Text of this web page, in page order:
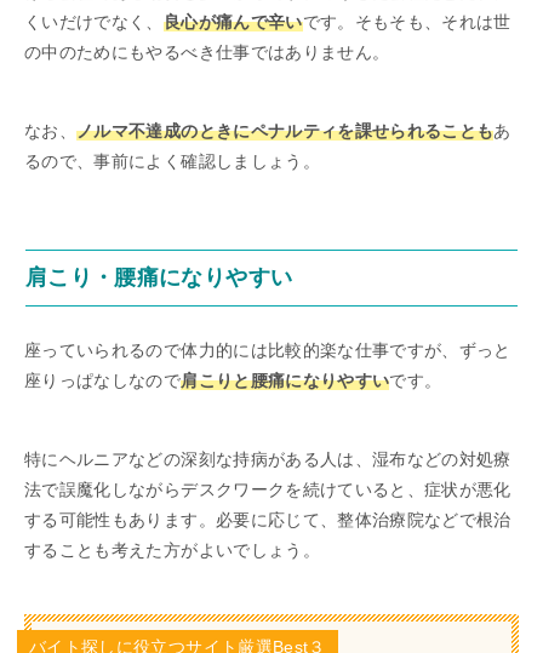
くいだけでなく、 良心が痛んで辛いです。そもそも、それは世
の中のためにもやるべき仕事ではありません。
なお、ノルマ不達成のときにペナルティを課せられることもあ
るので、事前によく確認しましょう。
肩こり・腰痛になりやすい
座っていられるので体力的には比較的楽な仕事ですが、ずっと
座りっぱなしなので肩こりと腰痛になりやすいです。
特にヘルニアなどの深刻な持病がある人は、湿布などの対処療
法で誤魔化しながらデスクワークを続けていると、症状が悪化
する可能性もあります。必要に応じて、整体治療院などで根治
することも考えた方がよいでしょう。
バイト探しに役立つサイト厳選Best３